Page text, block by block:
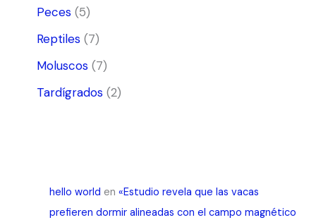
Peces(5)
Reptiles(7)
Moluscos(7)
Tardígrados(2)
hello world en «Estudio revela que las vacas
prefieren dormir alineadas con el campo magnético